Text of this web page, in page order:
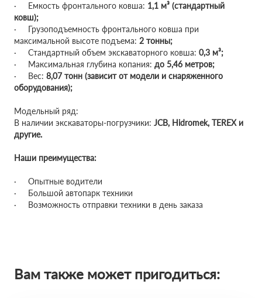
· Емкость фронтального ковша: 1,1 м³ (стандартный
ковш);
· Грузоподъемность фронтального ковша при
максимальной высоте подъема: 2 тонны;
· Стандартный объем экскаваторного ковша: 0,3 м³;
· Максимальная глубина копания: до 5,46 метров;
· Вес: 8,07 тонн (зависит от модели и снаряженного
оборудования);
Модельный ряд:
В наличии экскаваторы-погрузчики: JCB, Hidromek, TEREX и
другие.
Наши преимущества:
· Опытные водители
· Большой автопарк техники
· Возможность отправки техники в день заказа
Вам также может пригодиться: